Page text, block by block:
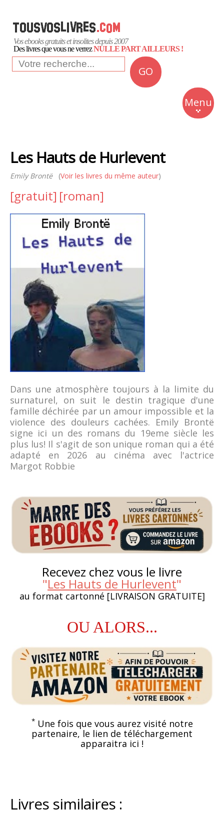
Vos ebooks gratuits et insolites depuis 2007
Des livres que vous ne verrezNULLE PART AILLEURS !
GO
Menu
Insolite
Business
Les Hauts de Hurlevent
Emily Brontë(Voir les livres du même auteur)
[gratuit] [roman]
Dans une atmosphère toujours à la limite du
surnaturel, on suit le destin tragique d'une
famille déchirée par un amour impossible et la
violence des douleurs cachées. Emily Brontë
signe ici un des romans du 19eme siècle les
plus lus! Il s'agit de son unique roman qui a été
adapté en 2026 au cinéma avec l'actrice
Margot Robbie
Recevez chez vous le livre
"Les Hauts de Hurlevent"
au format cartonné [LIVRAISON GRATUITE]
OU ALORS...
*Une fois que vous aurez visité notre
partenaire, le lien de téléchargement
apparaitra ici !
Livres similaires :